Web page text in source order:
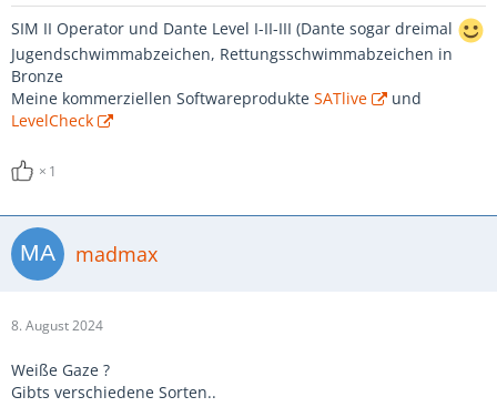
SIM II Operator und Dante Level I-II-III (Dante sogar dreimal
Jugendschwimmabzeichen, Rettungsschwimmabzeichen in
Bronze
Meine kommerziellen Softwareprodukte SATlive
und
LevelCheck
1
madmax
8. August 2024
Weiße Gaze ?
Gibts verschiedene Sorten..